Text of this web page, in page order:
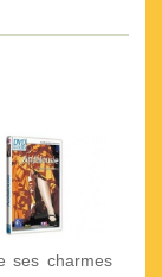
ses charmes